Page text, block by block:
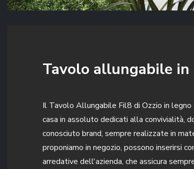
Tavolo allungabile
Il Tavolo Allungabile Fil8 di Ozzio in
casa in assoluto dedicati alla convivialità,
conosciuto brand, sempre realizzate in
proponiamo in negozio, possono inserirsi
arredative dell'azienda, che assicura